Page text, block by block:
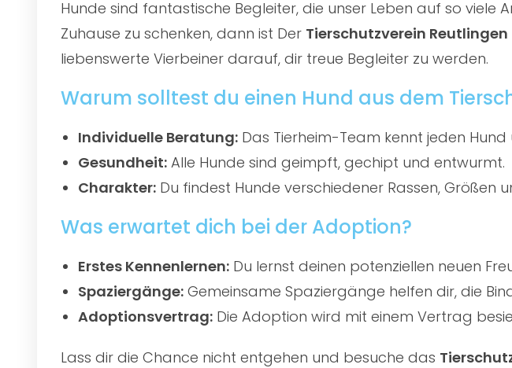
Hunde sind fantastische Begleiter, die unser Leben auf so viele
Zuhause zu schenken, dann ist Der Tierschutzverein Reutlingen
liebenswerte Vierbeiner darauf, dir treue Begleiter zu werden.
Warum solltest du einen Hund aus dem
Individuelle Beratung: Das Tierheim-Team kennt jeden
Gesundheit: Alle Hunde sind geimpft, gechipt und entwurmt.
Charakter: Du findest Hunde verschiedener Rassen, Größen
Was erwartet dich bei der Adoption?
Erstes Kennenlernen: Du lernst deinen potenziellen neuen
Spaziergänge: Gemeinsame Spaziergänge helfen dir, die
Adoptionsvertrag: Die Adoption wird mit einem Vertrag
Lass dir die Chance nicht entgehen und besuche das